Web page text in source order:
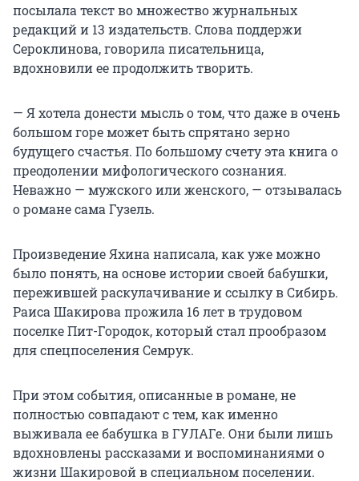
посылала текст во множество журнальных
редакций и 13 издательств. Слова поддержи
Сероклинова, говорила писательница,
вдохновили ее продолжить творить.
— Я хотела донести мысль о том, что даже в очень
большом горе может быть спрятано зерно
будущего счастья. По большому счету эта книга о
преодолении мифологического сознания.
Неважно — мужского или женского, — отзывалась
о романе сама Гузель.
Произведение Яхина написала, как уже можно
было понять, на основе истории своей бабушки,
пережившей раскулачивание и ссылку в Сибирь.
Раиса Шакирова прожила 16 летв трудовом
поселке Пит-Городок, который стал прообразом
для спецпоселения Семрук.
При этом события, описанные в романе, не
полностью совпадают с тем, как именно
выживала ее бабушка в ГУЛАГе. Они были лишь
вдохновлены рассказами и воспоминаниями о
жизни Шакировой в специальном поселении.